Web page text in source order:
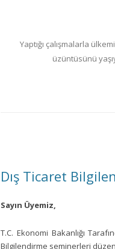
Yaptığı çalışmalarla
üzüntüsünü
Dış Ticaret
Sayın Üyemiz,
T.C. Ekonomi Bakanlığı
Bilgilendirme seminerleri